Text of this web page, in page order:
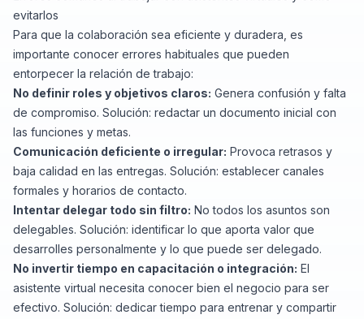
evitarlos
Para que la colaboración sea eficiente y duradera, es
importante conocer errores habituales que pueden
entorpecer la relación de trabajo:
No definir roles y objetivos claros: Genera confusión y falta
de compromiso. Solución: redactar un documento inicial con
las funciones y metas.
Comunicación deficiente o irregular: Provoca retrasos y
baja calidad en las entregas. Solución: establecer canales
formales y horarios de contacto.
Intentar delegar todo sin filtro: No todos los asuntos son
delegables. Solución: identificar lo que aporta valor que
desarrolles personalmente y lo que puede ser delegado.
No invertir tiempo en capacitación o integración: El
asistente virtual necesita conocer bien el negocio para ser
efectivo. Solución: dedicar tiempo para entrenar y compartir